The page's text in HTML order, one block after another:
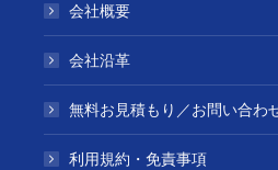
会社概要
会社沿革
無料お見積もり／お問い合わ
利用規約・免責事項